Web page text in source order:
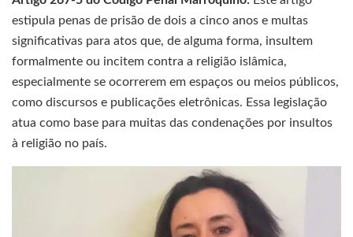
estipula penas de prisão de dois a cinco anos e multas
significativas para atos que, de alguma forma, insultem
formalmente ou incitem contra a religião islâmica,
especialmente se ocorrerem em espaços ou meios públicos,
como discursos e publicações eletrônicas. Essa legislação
atua como base para muitas das condenações por insultos
à religião no país.